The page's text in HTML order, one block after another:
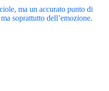
ma un accurato punto di
soprattutto dell’emozione.